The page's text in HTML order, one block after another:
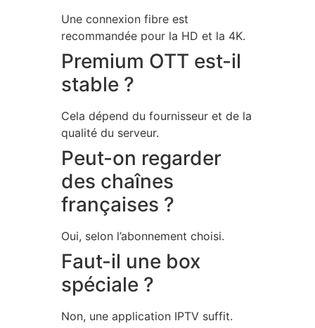
Une connexion fibre est
recommandée pour la HD et la 4K.
Premium OTT est-il
stable ?
Cela dépend du fournisseur et de la
qualité du serveur.
Peut-on regarder
des chaînes
françaises ?
Oui, selon l’abonnement choisi.
Faut-il une box
spéciale ?
Non, une application IPTV suffit.